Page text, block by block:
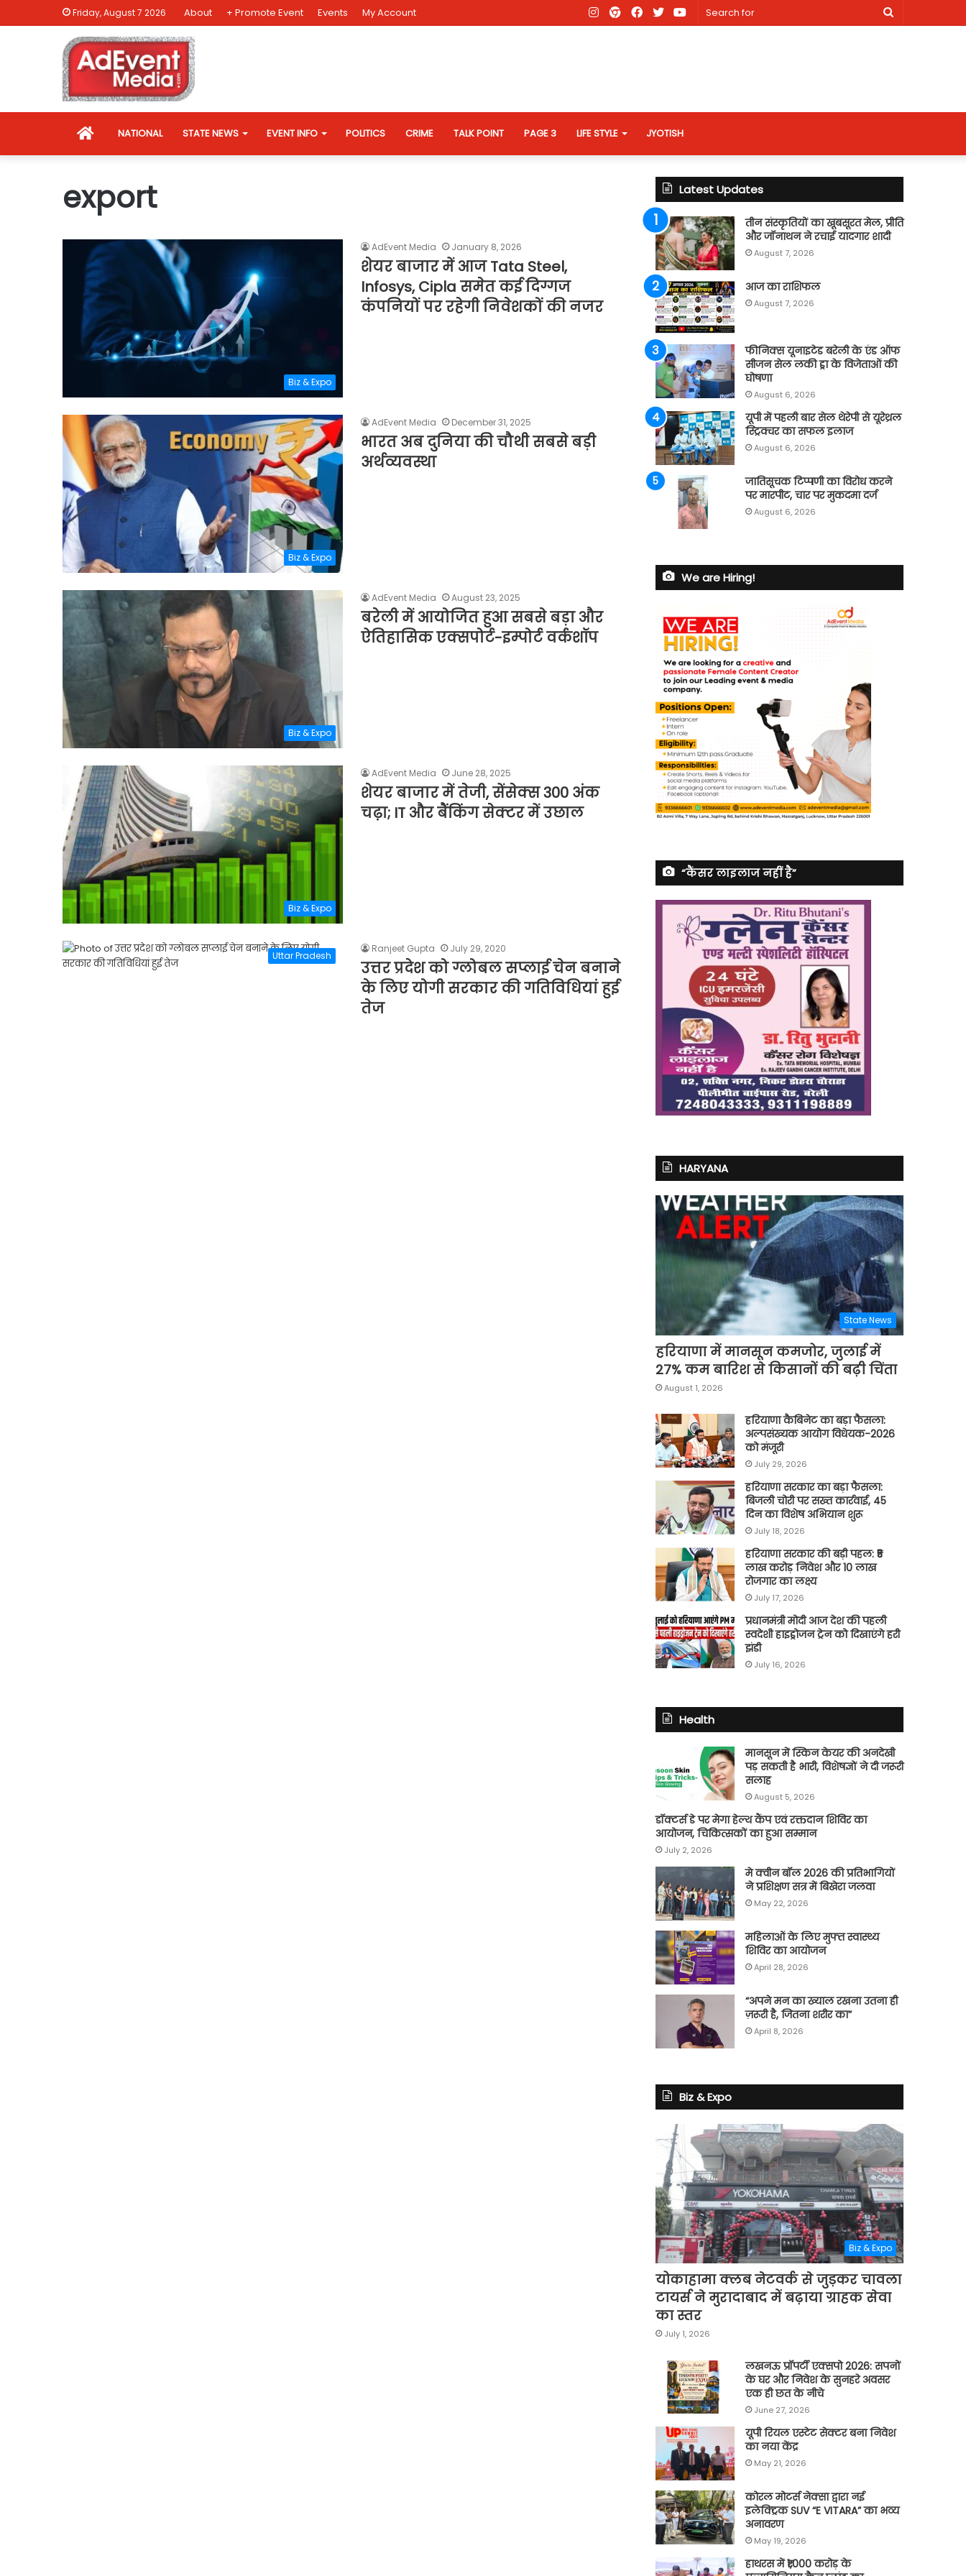
Friday, August 7 2026 About + Promote Event Events My Account
Search
Youtube
X
Facebook
AD
Instagram
HOMENATIONAL STATE NEWS EVENT INFO POLITICS CRIME TALK POINT PAGE 3 LIFE STYLE JYOTISH
export
Biz & Expo
AdEvent Media January 8, 2026
शेयर बाजार में आज Tata Steel,
Infosys, Cipla समेत कई दिग्गज
कंपनियों पर रहेगी निवेशकों की नजर
Biz & Expo
AdEvent Media December 31, 2025
भारत अब दुनिया की चौथी सबसे बड़ी
अर्थव्यवस्था
Biz & Expo
AdEvent Media August 23, 2025
बरेली में आयोजित हुआ सबसे बड़ा और
ऐतिहासिक एक्सपोर्ट-इम्पोर्ट वर्कशॉप
Biz & Expo
AdEvent Media June 28, 2025
शेयर बाजार में तेजी, सेंसेक्स 300 अंक
चढ़ा; IT और बैंकिंग सेक्टर में उछाल
Uttar Pradesh
Ranjeet Gupta July 29, 2020
उत्तर प्रदेश को ग्लोबल सप्लाई चेन बनाने
के लिए योगी सरकार की गतिविधियां हुई
तेज
Latest Updates
तीन संस्कृतियों का खूबसूरत मेल, प्रीति
और जॉनाथन ने रचाई यादगार शादी
August 7, 2026
आज का राशिफल
August 7, 2026
फीनिक्स यूनाइटेड बरेली के एंड ऑफ
सीजन सेल लकी ड्रा के विजेताओं की
घोषणा
August 6, 2026
यूपी में पहली बार सेल थेरेपी से यूरेथ्रल
स्ट्रिक्चर का सफल इलाज
August 6, 2026
जातिसूचक टिप्पणी का विरोध करने
पर मारपीट, चार पर मुकदमा दर्ज
August 6, 2026
We are Hiring!
“कैंसर लाइलाज नहीं है”
HARYANA
State News
हरियाणा में मानसून कमजोर, जुलाई में
27% कम बारिश से किसानों की बढ़ी चिंता
August 1, 2026
हरियाणा कैबिनेट का बड़ा फैसला:
अल्पसंख्यक आयोग विधेयक-2026
को मंजूरी
July 29, 2026
हरियाणा सरकार का बड़ा फैसला:
बिजली चोरी पर सख्त कार्रवाई, 45
दिन का विशेष अभियान शुरू
July 18, 2026
हरियाणा सरकार की बड़ी पहल: ₹5
लाख करोड़ निवेश और 10 लाख
रोजगार का लक्ष्य
July 17, 2026
प्रधानमंत्री मोदी आज देश की पहली
स्वदेशी हाइड्रोजन ट्रेन को दिखाएंगे हरी
झंडी
July 16, 2026
Health
मानसून में स्किन केयर की अनदेखी
पड़ सकती है भारी, विशेषज्ञों ने दी जरूरी
सलाह
August 5, 2026
डॉक्टर्स डे पर मेगा हेल्थ कैंप एवं रक्तदान शिविर का
आयोजन, चिकित्सकों का हुआ सम्मान
July 2, 2026
मे क्वीन बॉल 2026 की प्रतिभागियों
ने प्रशिक्षण सत्र में बिखेरा जलवा
May 22, 2026
महिलाओं के लिए मुफ्त स्वास्थ्य
शिविर का आयोजन
April 28, 2026
“अपने मन का ख्याल रखना उतना ही
ज़रूरी है, जितना शरीर का”
April 8, 2026
Biz & Expo
Biz & Expo
योकाहामा क्लब नेटवर्क से जुड़कर चावला
टायर्स ने मुरादाबाद में बढ़ाया ग्राहक सेवा
का स्तर
July 1, 2026
लखनऊ प्रॉपर्टी एक्सपो 2026: सपनों
के घर और निवेश के सुनहरे अवसर
एक ही छत के नीचे
June 27, 2026
यूपी रियल एस्टेट सेक्टर बना निवेश
का नया केंद्र
May 21, 2026
कोरल मोटर्स नेक्सा द्वारा नई
इलेक्ट्रिक SUV “E VITARA” का भव्य
अनावरण
May 19, 2026
हाथरस में ₹1,000 करोड़ के